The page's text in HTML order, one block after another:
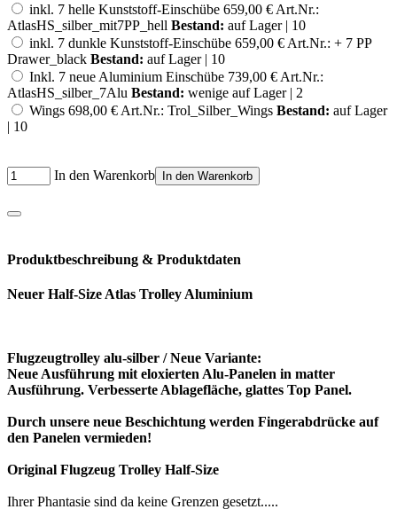
inkl. 7 helle Kunststoff-Einschübe 659,00 € Art.Nr.:
AtlasHS_silber_mit7PP_hell Bestand: auf Lager | 10
inkl. 7 dunkle Kunststoff-Einschübe 659,00 € Art.Nr.: + 7 PP
Drawer_black Bestand: auf Lager | 10
Inkl. 7 neue Aluminium Einschübe 739,00 € Art.Nr.:
AtlasHS_silber_7Alu Bestand: wenige auf Lager | 2
Wings 698,00 € Art.Nr.: Trol_Silber_Wings Bestand: auf Lager
| 10
In den Warenkorb In den Warenkorb
Produktbeschreibung & Produktdaten
Neuer Half-Size Atlas Trolley Aluminium
Flugzeugtrolley alu-silber / Neue Variante:
Neue Ausführung mit eloxierten Alu-Panelen in matter
Ausführung. Verbesserte Ablagefläche, glattes Top Panel.
Durch unsere neue Beschichtung werden Fingerabdrücke auf
den Panelen vermieden!
Original Flugzeug Trolley Half-Size
Ihrer Phantasie sind da keine Grenzen gesetzt.....